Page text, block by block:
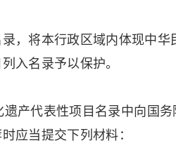
，将本行政区域内体现中华
入名录予以保护。
产代表性项目名录中向国务
应当提交下列材料：